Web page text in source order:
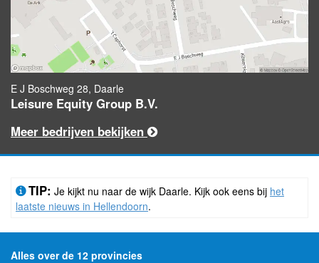
E J Boschweg 28, Daarle
Leisure Equity Group B.V.
Meer bedrijven bekijken
TIP: Je kijkt nu naar de wijk Daarle. Kijk ook eens bij het
laatste nieuws in Hellendoorn.
Alles over de 12 provincies